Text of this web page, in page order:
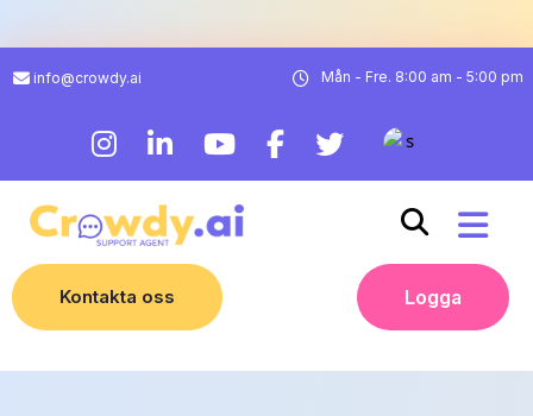
info@crowdy.ai Mån - Fre. 8:00 am - 5:00 pm
Kontakta oss Logga